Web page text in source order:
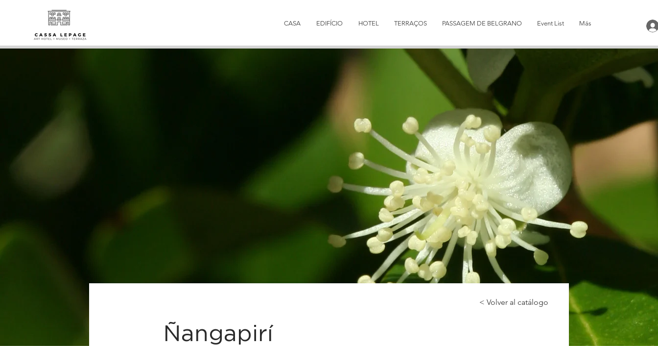
CASA EDIFÍCIO HOTEL TERRAÇOS PASSAGEM DE BELGRANO Event List Más
< Volver al catálogo
Ñangapirí